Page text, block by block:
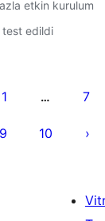
etkin kurulum
test edildi
1 … 7
9 10